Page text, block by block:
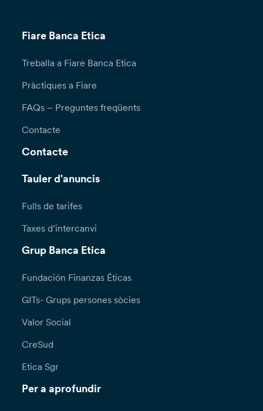
Fiare Banca Etica
Treballa a Fiare Banca Etica
Pràctiques a Fiare
FAQs – Preguntes freqüents
Contacte
Contacte
Tauler d'anuncis
Fulls de tarifes
Taxes d’intercanvi
Grup Banca Etica
Fundación Finanzas Éticas
GITs- Grups persones sòcies
Valor Social
CreSud
Etica Sgr
Per a aprofundir